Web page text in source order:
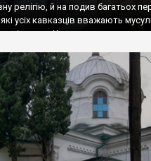
релігію, й на подив багатьох
які усіх кавказців вважають
вірянами Христа